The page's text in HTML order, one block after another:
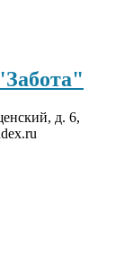
д. 6,